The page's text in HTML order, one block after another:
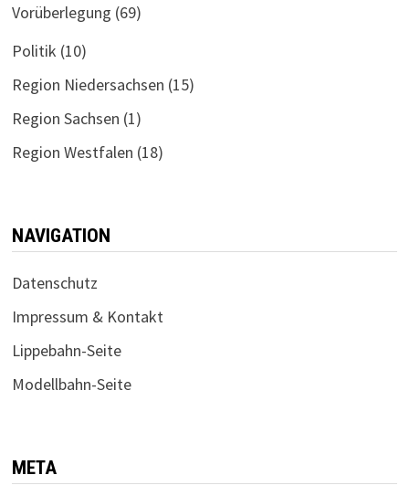
Vorüberlegung (69)
Politik (10)
Region Niedersachsen (15)
Region Sachsen (1)
Region Westfalen (18)
NAVIGATION
Datenschutz
Impressum & Kontakt
Lippebahn-Seite
Modellbahn-Seite
META